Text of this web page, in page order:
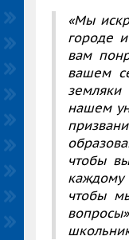
«Мы
городе и
вам
вашем
нашем
чтобы
чтобы